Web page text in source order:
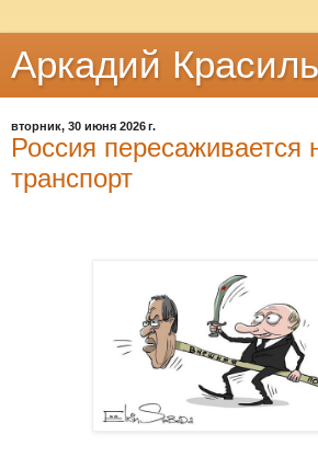
Аркадий
вторник, 30 июня 2026 г.
Россия пересаживается
транспорт